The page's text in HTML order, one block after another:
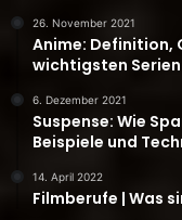
26. November 2021
Anime: Definition,
wichtigsten Serien
6. Dezember 2021
Suspense: Wie
Beispiele und
14. April 2022
Filmberufe | Was